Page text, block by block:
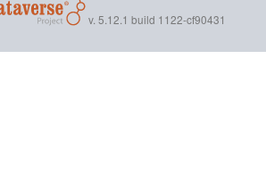
v. 5.12.1 build 1122-cf90431